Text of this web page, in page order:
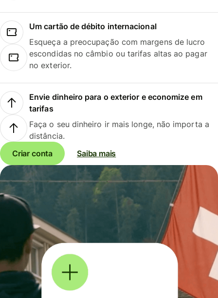
Um cartão de débito internacional
Esqueça a preocupação com margens de lucro
escondidas no câmbio ou tarifas altas ao pagar
no exterior.
Envie dinheiro para o exterior e economize em
tarifas
Faça o seu dinheiro ir mais longe, não importa a
distância.
Criar conta
Saiba mais